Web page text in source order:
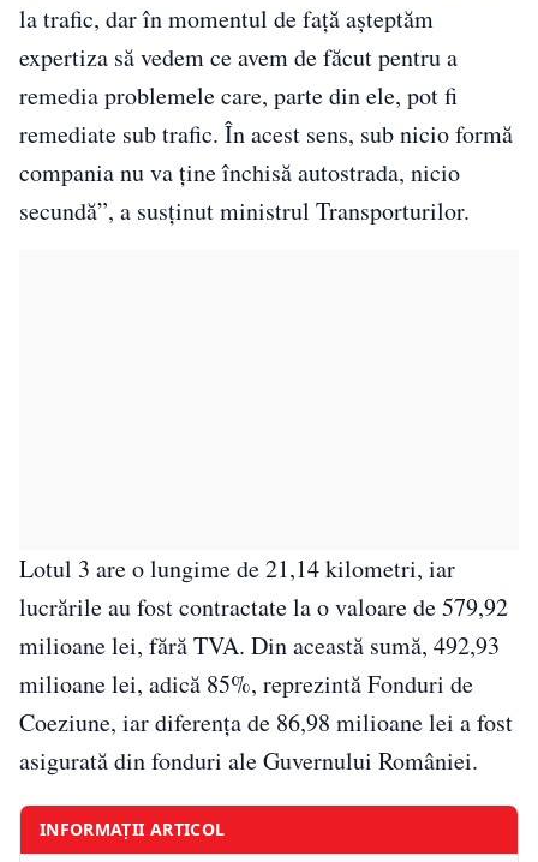
la trafic, dar în momentul de faţă aşteptăm
expertiza să vedem ce avem de făcut pentru a
remedia problemele care, parte din ele, pot fi
remediate sub trafic. În acest sens, sub nicio formă
compania nu va ţine închisă autostrada, nicio
secundă”, a susţinut ministrul Transporturilor.
Lotul 3 are o lungime de 21,14 kilometri, iar
lucrările au fost contractate la o valoare de 579,92
milioane lei, fără TVA. Din această sumă, 492,93
milioane lei, adică 85%, reprezintă Fonduri de
Coeziune, iar diferenţa de 86,98 milioane lei a fost
asigurată din fonduri ale Guvernului României.
INFORMAȚII ARTICOL